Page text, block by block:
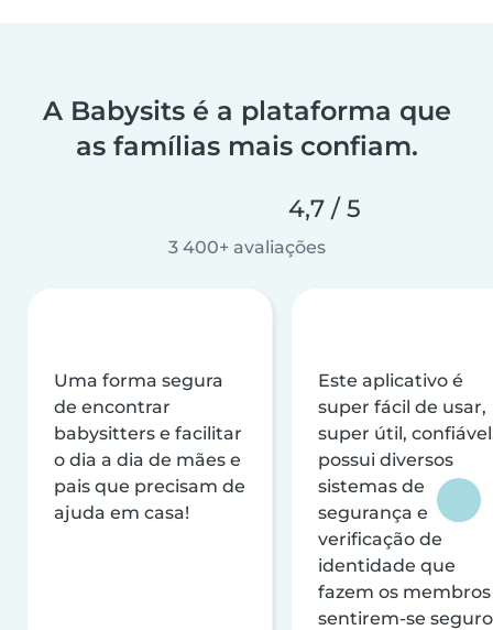
A Babysits é a plataforma que
as famílias mais confiam.
4,7 / 5
3 400+ avaliações
Uma forma segura
de encontrar
babysitters e facilitar
o dia a dia de mães e
pais que precisam de
ajuda em casa!
Este aplicativo é
super fácil de usar,
super útil,
possui diversos
sistemas de
segurança e
verificação de
identidade que
fazem os membros
sentirem-se